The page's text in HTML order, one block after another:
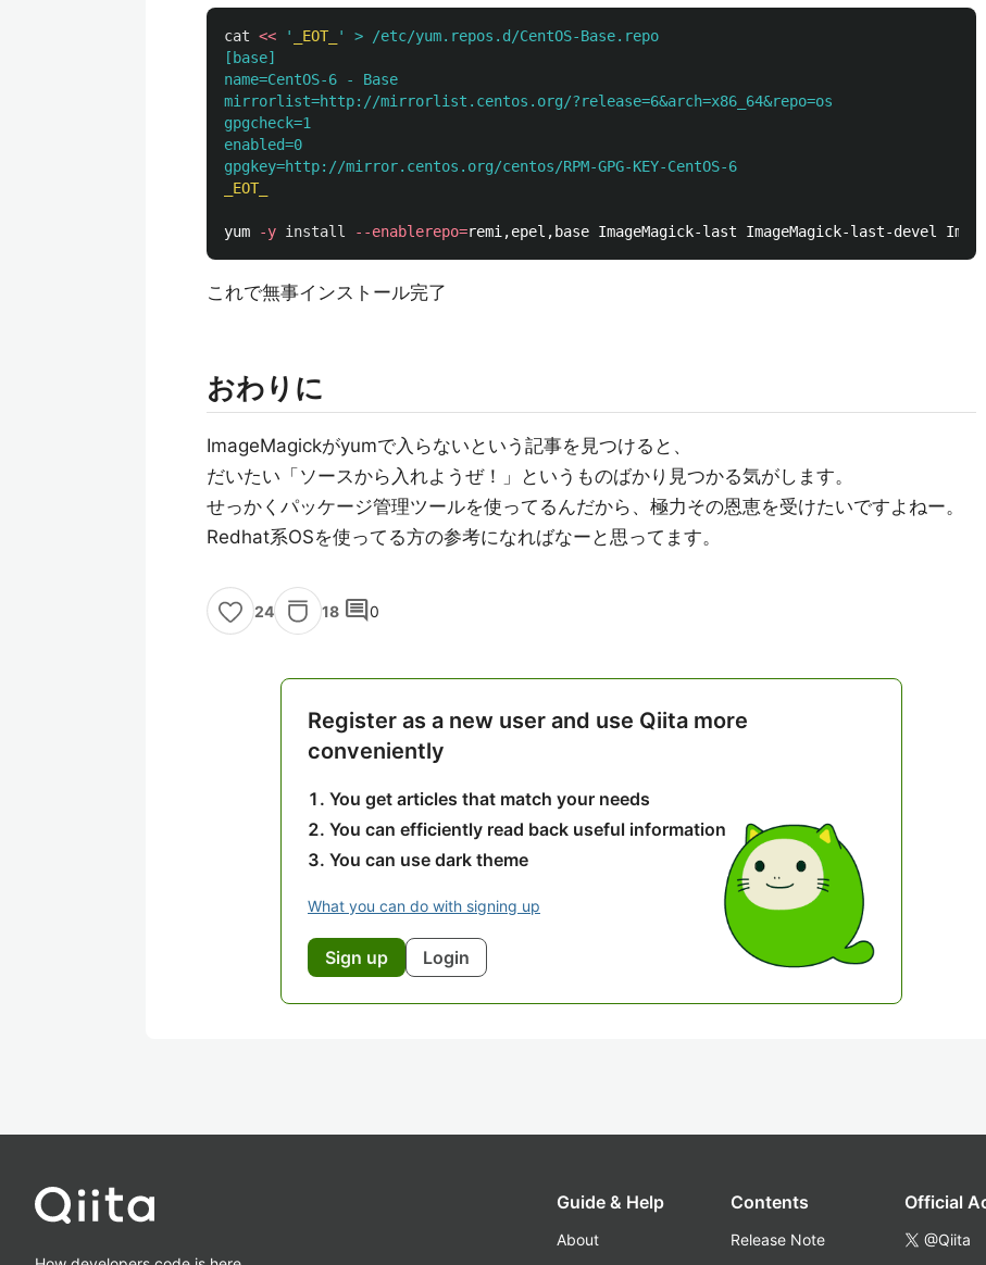
cat << ' _EOT_
' > /etc/yum.repos.d/CentOS-Base.repo
[base]
name=CentOS-6 - Base
mirrorlist=http://mirrorlist.centos.org/?release=6&arch=x86_64&repo=os
gpgcheck=1
enabled=0
_EOT_
yum -y install --enablerepo=
これで無事インストール完了
おわりに
ImageMagickがyumで入らないという記事を見つけると、
だいたい「ソースから入れようぜ！」というものばかり見つかる気がします。
せっかくパッケージ管理ツールを使ってるんだから、極力その恩恵を受けたいですよねー。
Redhat系OSを使ってる方の参考になればなーと思ってます。
24 18 comment0
Register as a new user and use Qiita more
conveniently
You get articles that match your needs
You can efficiently read back useful information
You can use dark theme
What you can do with signing up
Sign up Login
Guide & Help
About
Contents
Release Note
Official
@Qiita